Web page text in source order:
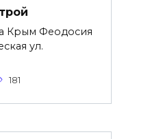
Крым Феодосия
ул.
181